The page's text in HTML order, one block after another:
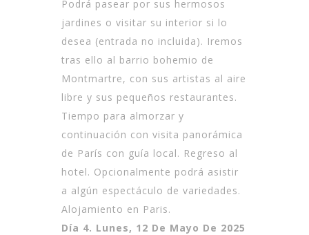
Podrá pasear por sus hermosos
jardines o visitar su interior si lo
desea (entrada no incluida). Iremos
tras ello al barrio bohemio de
Montmartre, con sus artistas al aire
libre y sus pequeños restaurantes.
Tiempo para almorzar y
continuación con visita panorámica
de París con guía local. Regreso al
hotel. Opcionalmente podrá asistir
a algún espectáculo de variedades.
Alojamiento en Paris.
Día 4. Lunes, 12 De Mayo De 2025